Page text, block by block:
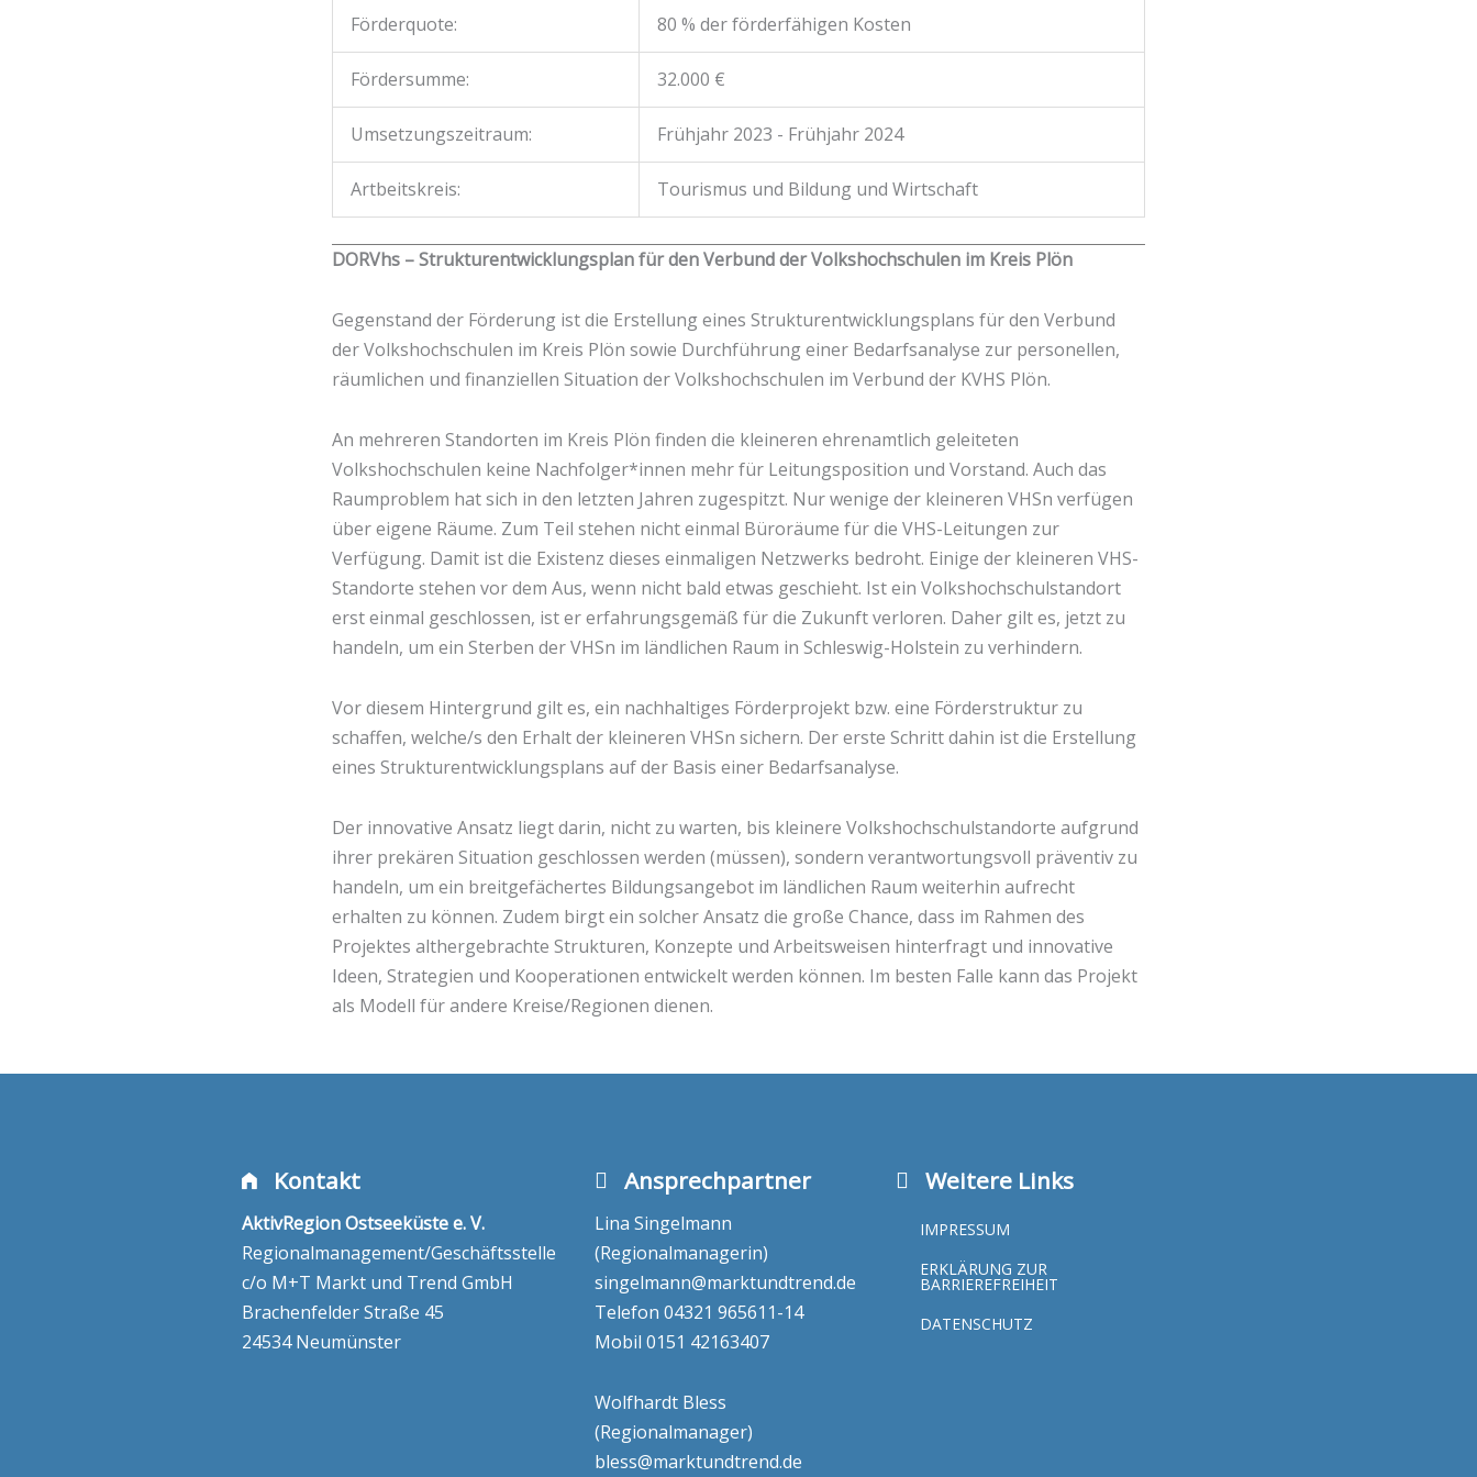
Förderquote: 80 % der förderfähigen Kosten
Fördersumme: 32.000 €
Umsetzungszeitraum: Frühjahr 2023 - Frühjahr 2024
Artbeitskreis: Tourismus und Bildung und Wirtschaft
DORVhs – Strukturentwicklungsplan für den Verbund der Volkshochschulen im Kreis Plön
Gegenstand der Förderung ist die Erstellung eines Strukturentwicklungsplans für den Verbund
der Volkshochschulen im Kreis Plön sowie Durchführung einer Bedarfsanalyse zur personellen,
räumlichen und finanziellen Situation der Volkshochschulen im Verbund der KVHS Plön.
An mehreren Standorten im Kreis Plön finden die kleineren ehrenamtlich geleiteten
Volkshochschulen keine Nachfolger*innen mehr für Leitungsposition und Vorstand. Auch das
Raumproblem hat sich in den letzten Jahren zugespitzt. Nur wenige der kleineren VHSn verfügen
über eigene Räume. Zum Teil stehen nicht einmal Büroräume für die VHS-Leitungen zur
Verfügung. Damit ist die Existenz dieses einmaligen Netzwerks bedroht. Einige der kleineren VHS-
Standorte stehen vor dem Aus, wenn nicht bald etwas geschieht. Ist ein Volkshochschulstandort
erst einmal geschlossen, ist er erfahrungsgemäß für die Zukunft verloren. Daher gilt es, jetzt zu
handeln, um ein Sterben der VHSn im ländlichen Raum in Schleswig-Holstein zu verhindern.
Vor diesem Hintergrund gilt es, ein nachhaltiges Förderprojekt bzw. eine Förderstruktur zu
schaffen, welche/s den Erhalt der kleineren VHSn sichern. Der erste Schritt dahin ist die Erstellung
eines Strukturentwicklungsplans auf der Basis einer Bedarfsanalyse.
Der innovative Ansatz liegt darin, nicht zu warten, bis kleinere Volkshochschulstandorte aufgrund
ihrer prekären Situation geschlossen werden (müssen), sondern verantwortungsvoll präventiv zu
handeln, um ein breitgefächertes Bildungsangebot im ländlichen Raum weiterhin aufrecht
erhalten zu können. Zudem birgt ein solcher Ansatz die große Chance, dass im Rahmen des
Projektes althergebrachte Strukturen, Konzepte und Arbeitsweisen hinterfragt und innovative
Ideen, Strategien und Kooperationen entwickelt werden können. Im besten Falle kann das Projekt
als Modell für andere Kreise/Regionen dienen.
Kontakt
AktivRegion Ostseeküste e. V.
Regionalmanagement/Geschäftsstelle
c/o M+T Markt und Trend GmbH
Brachenfelder Straße 45
24534 Neumünster
Ansprechpartner
Lina Singelmann
(Regionalmanagerin)
singelmann@marktundtrend.de
Telefon04321 965611-14
Mobil0151 42163407
Wolfhardt Bless
(Regionalmanager)
bless@marktundtrend.de
Weitere Links
IMPRESSUM
ERKLÄRUNG ZUR
BARRIEREFREIHEIT
DATENSCHUTZ